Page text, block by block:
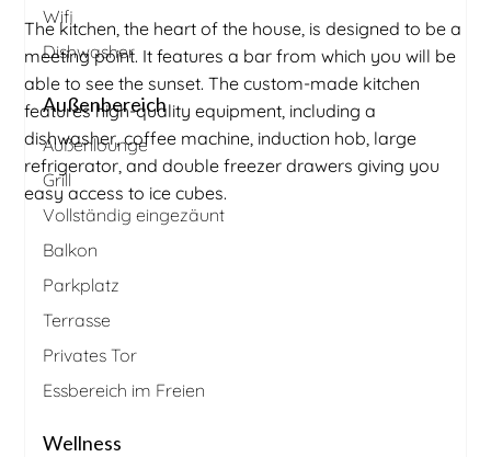
The kitchen, the heart of the house, is designed to be a
meeting point. It features a bar from which you will be
able to see the sunset. The custom-made kitchen
features high-quality equipment, including a
dishwasher, coffee machine, induction hob, large
refrigerator, and double freezer drawers giving you
easy access to ice cubes.
Wifi
Dishwasher
Außenbereich
Außenlounge
Grill
Vollständig eingezäunt
Balkon
Parkplatz
Terrasse
Privates Tor
Essbereich im Freien
Wellness